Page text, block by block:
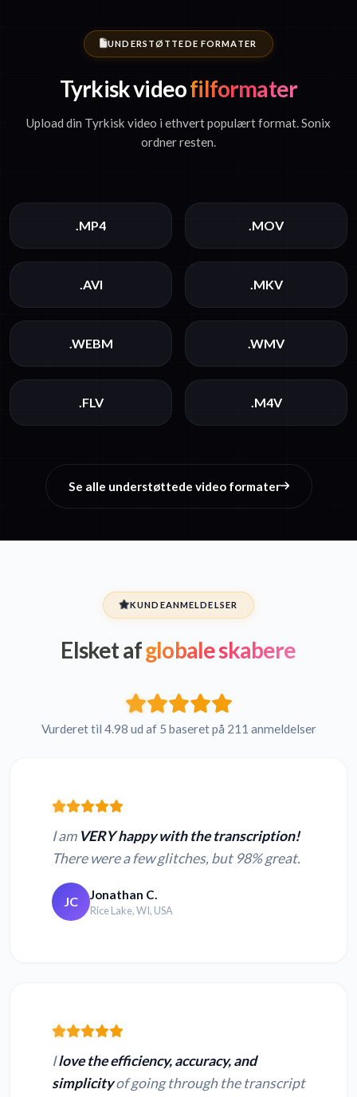
UNDERSTØTTEDE FORMATER
Tyrkisk videofilformater
Upload din Tyrkisk video i ethvert populært format. Sonix
ordner resten.
.MP4 .MOV
.AVI .MKV
.WEBM .WMV
.FLV .M4V
Se alle understøttede video formater
KUNDEANMELDELSER
Elsket afglobale skabere
Vurderet til 4.98 ud af 5 baseret på 211 anmeldelser
I am VERY happy with the transcription!
There were a few glitches, but 98% great.
JC Jonathan C.
Rice Lake, WI, USA
Ilove the efficiency, accuracy, and
simplicityof going through the transcript